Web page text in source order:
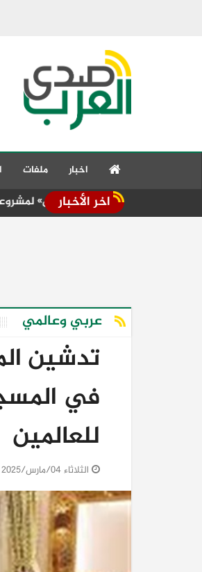
اخبار ملفات
اخر الأخبار
«مفتاح التمويل» لمشروعات الطاقة
عربي وعالمي
في
للعالمين
الثلاثاء 04/مارس/2025 - 12:18 م